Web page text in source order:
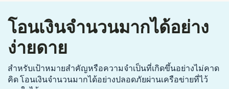
โอนเงินจำนวนมากได้อย่าง
ง่ายดาย
สำหรับเป้าหมายสำคัญหรือความจำเป็นที่เกิดขึ้นอย่างไม่คาด
คิด โอนเงินจำนวนมากได้อย่างปลอดภัยผ่านเครือข่ายที่ไว้